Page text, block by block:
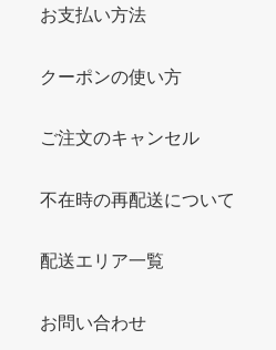
お支払い方法
クーポンの使い方
ご注文のキャンセル
不在時の再配送について
配送エリア一覧
お問い合わせ